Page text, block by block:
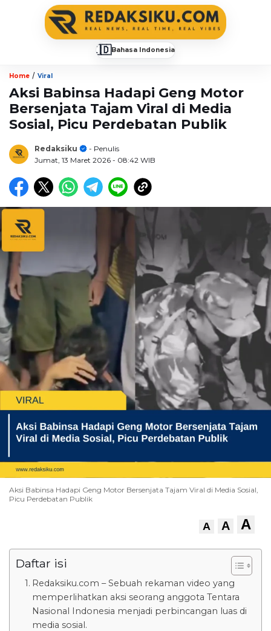
🇮🇩Bahasa Indonesia
Home / Viral
Aksi Babinsa Hadapi Geng Motor
Bersenjata Tajam Viral di Media
Sosial, Picu Perdebatan Publik
Redaksiku
- Penulis
Jumat, 13 Maret 2026 - 08:42 WIB
Aksi Babinsa Hadapi Geng Motor Bersenjata Tajam Viral di Media Sosial,
Picu Perdebatan Publik
A A A
Daftar isi
Redaksiku.com – Sebuah rekaman video yang
memperlihatkan aksi seorang anggota Tentara
Nasional Indonesia menjadi perbincangan luas di
media sosial.